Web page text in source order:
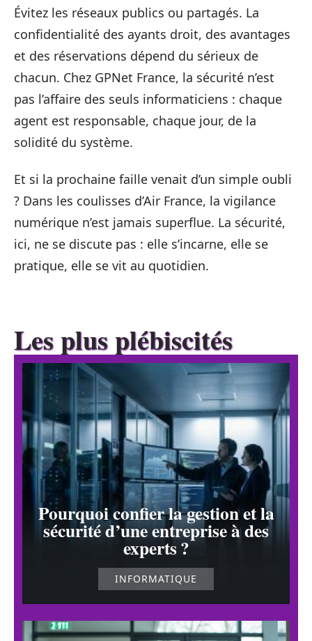
Évitez les réseaux publics ou partagés. La
confidentialité des ayants droit, des avantages
et des réservations dépend du sérieux de
chacun. Chez GPNet France, la sécurité n’est
pas l’affaire des seuls informaticiens : chaque
agent est responsable, chaque jour, de la
solidité du système.
Et si la prochaine faille venait d’un simple oubli
? Dans les coulisses d’Air France, la vigilance
numérique n’est jamais superflue. La sécurité,
ici, ne se discute pas : elle s’incarne, elle se
pratique, elle se vit au quotidien.
Les plus plébiscités
Pourquoi confier la gestion et la
sécurité d’une entreprise à des
experts ?
INFORMATIQUE